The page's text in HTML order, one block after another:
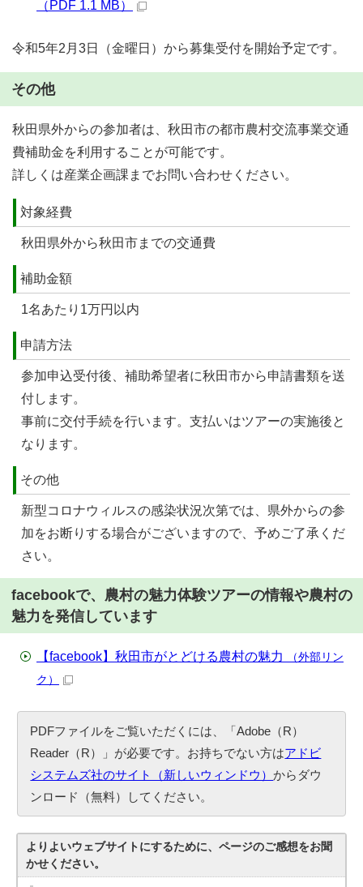
（PDF 1.1 MB）
令和5年2月3日（金曜日）から募集受付を開始予定です。
その他
秋田県外からの参加者は、秋田市の都市農村交流事業交通
費補助金を利用することが可能です。
詳しくは産業企画課までお問い合わせください。
対象経費
秋田県外から秋田市までの交通費
補助金額
1名あたり1万円以内
申請方法
参加申込受付後、補助希望者に秋田市から申請書類を送
付します。
事前に交付手続を行います。支払いはツアーの実施後と
なります。
その他
新型コロナウィルスの感染状況次第では、県外からの参
加をお断りする場合がございますので、予めご了承くだ
さい。
facebookで、農村の魅力体験ツアーの情報や農村の
魅力を発信しています
【facebook】秋田市がとどける農村の魅力
（外部リン
ク）
PDFファイルをご覧いただくには、「Adobe（R）
Reader（R）」が必要です。お持ちでない方はアドビ
システムズ社のサイト（新しいウィンドウ）からダウ
ンロード（無料）してください。
よりよいウェブサイトにするために、ページのご感想をお聞
かせください。